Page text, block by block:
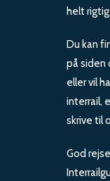
helt
Du kan
på siden
eller vil
interrail,
skrive til
God